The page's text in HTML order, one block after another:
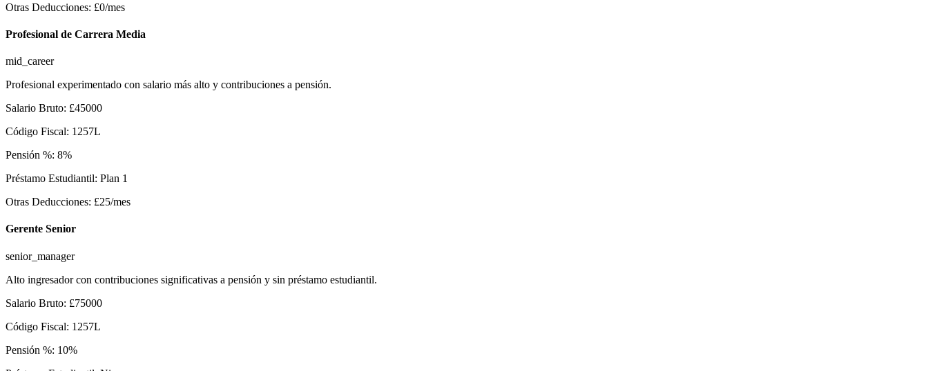
Otras Deducciones: £0/mes
Profesional de Carrera Media
mid_career
Profesional experimentado con salario más alto y contribuciones a pensión.
Salario Bruto: £45000
Código Fiscal: 1257L
Pensión %: 8%
Préstamo Estudiantil: Plan 1
Otras Deducciones: £25/mes
Gerente Senior
senior_manager
Alto ingresador con contribuciones significativas a pensión y sin préstamo estudiantil.
Salario Bruto: £75000
Código Fiscal: 1257L
Pensión %: 10%